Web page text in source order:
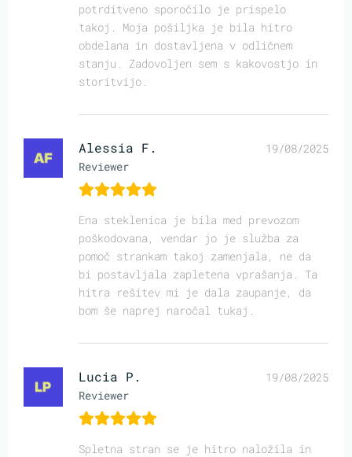
potrditveno sporočilo je prispelo
takoj. Moja pošiljka je bila hitro
obdelana in dostavljena v odličnem
stanju. Zadovoljen sem s kakovostjo in
storitvijo.
Alessia F.
Reviewer
19/08/2025
Ena steklenica je bila med prevozom
poškodovana, vendar jo je služba za
pomoč strankam takoj zamenjala, ne da
bi postavljala zapletena vprašanja. Ta
hitra rešitev mi je dala zaupanje, da
bom še naprej naročal tukaj.
Lucia P.
Reviewer
19/08/2025
Spletna stran se je hitro naložila in